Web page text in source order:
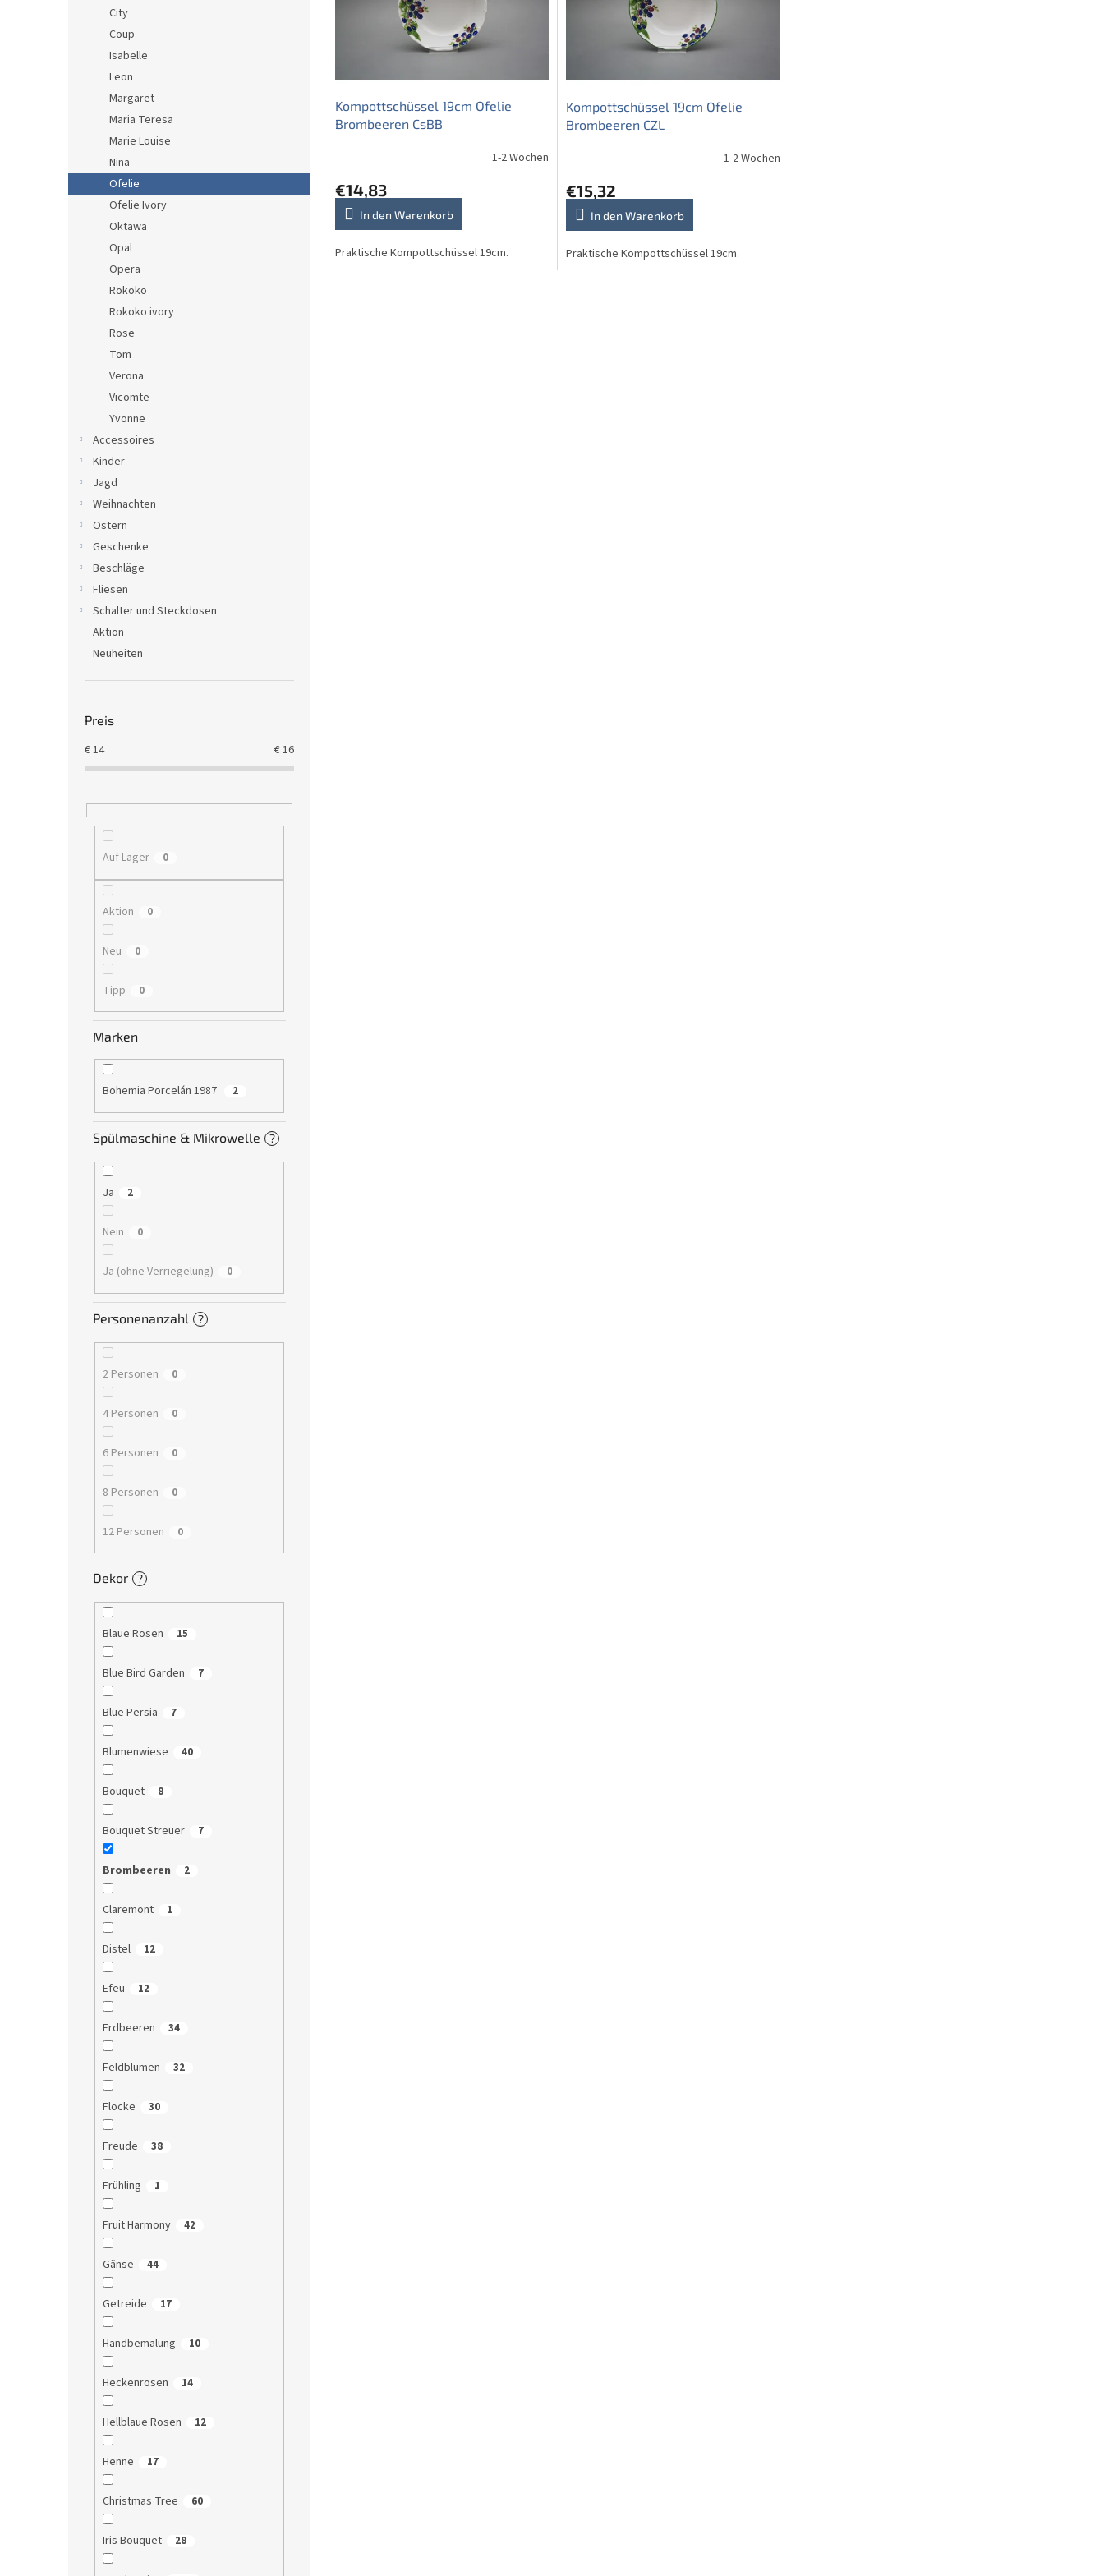
City
Coup
Isabelle
Leon
Margaret
Maria Teresa
Marie Louise
Nina
Ofelie
Ofelie Ivory
Oktawa
Opal
Opera
Rokoko
Rokoko ivory
Rose
Tom
Verona
Vicomte
Yvonne
Accessoires
Kinder
Jagd
Weihnachten
Ostern
Geschenke
Beschläge
Fliesen
Schalter und Steckdosen
Aktion
Neuheiten
Preis
€14 €16
Auf Lager 0
Aktion 0
Neu 0
Tipp 0
Marken
Bohemia Porcelán 1987 2
Spülmaschine & Mikrowelle ?
Ja 2
Nein 0
Ja (ohne Verriegelung) 0
Personenanzahl ?
2 Personen 0
4 Personen 0
6 Personen 0
8 Personen 0
12 Personen 0
Dekor ?
Blaue Rosen 15
Blue Bird Garden 7
Blue Persia 7
Blumenwiese 40
Bouquet 8
Bouquet Streuer 7
Brombeeren 2
Claremont 1
Distel 12
Efeu 12
Erdbeeren 34
Feldblumen 32
Flocke 30
Freude 38
Frühling 1
Fruit Harmony 42
Gänse 44
Getreide 17
Handbemalung 10
Heckenrosen 14
Hellblaue Rosen 12
Henne 17
Christmas Tree 60
Iris Bouquet 28
Kompottschüssel 19cm Ofelie
Brombeeren CsBB
1-2 Wochen
€14,83
In den Warenkorb
Praktische Kompottschüssel 19cm.
Kompottschüssel 19cm Ofelie
Brombeeren CZL
1-2 Wochen
€15,32
In den Warenkorb
Praktische Kompottschüssel 19cm.